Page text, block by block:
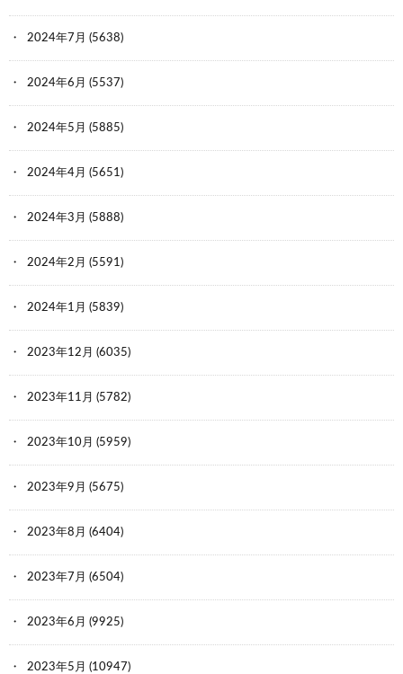
2024年7月 (5638)
2024年6月 (5537)
2024年5月 (5885)
2024年4月 (5651)
2024年3月 (5888)
2024年2月 (5591)
2024年1月 (5839)
2023年12月 (6035)
2023年11月 (5782)
2023年10月 (5959)
2023年9月 (5675)
2023年8月 (6404)
2023年7月 (6504)
2023年6月 (9925)
2023年5月 (10947)